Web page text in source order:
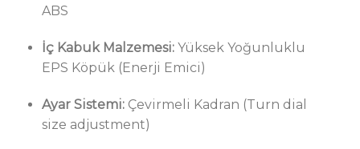
ABS
İç Kabuk Malzemesi:Yüksek Yoğunluklu
EPS Köpük (Enerji Emici)
Ayar Sistemi:Çevirmeli Kadran (Turn dial
size adjustment)